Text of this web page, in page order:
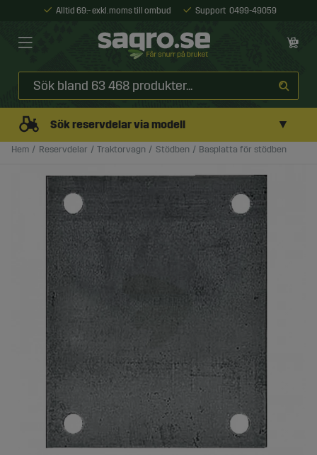
Alltid 69:- exkl. moms till ombud Support 0499-49059
Sök reservdelar via modell ▼
Hem Reservdelar Traktorvagn Stödben Basplatta för stödben